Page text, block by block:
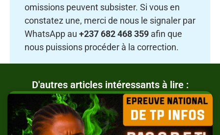
omissions peuvent subsister. Si vous en
constatez une, merci de nous le signaler par
WhatsApp au +237 682 468 359 afin que
nous puissions procéder à la correction.
D'autres articles intéressants à lire :